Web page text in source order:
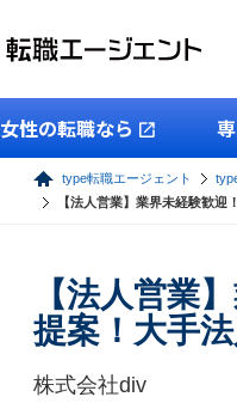
女性の転職なら
type転職エージェント
【法人営業】業界未経験歓
【法人営業
提案！大手
株式会社div